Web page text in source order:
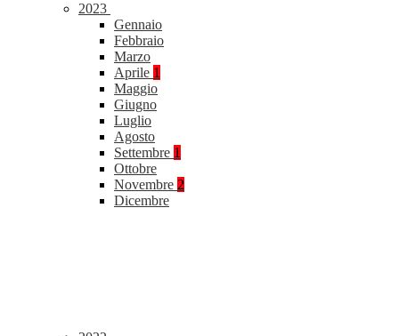
2023
Gennaio
Febbraio
Marzo
Aprile 1
Maggio
Giugno
Luglio
Agosto
Settembre 1
Ottobre
Novembre 2
Dicembre